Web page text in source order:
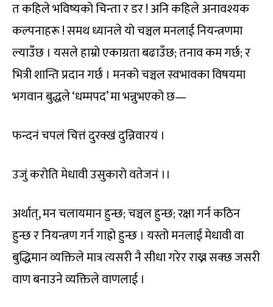
त कहिले भविष्यको चिन्ता र डर ! अनि कहिले अनावश्यक
कल्पनाहरू ! समथ ध्यानले यो चञ्चल मनलाई नियन्त्रणमा
ल्याउँछ । यसले हाम्रो एकाग्रता बढाउँछ; तनाव कम गर्छ; र
भित्री शान्ति प्रदान गर्छ । मनको चञ्चल स्वभावका विषयमा
भगवान बुद्धले ‘धम्मपद’ मा भन्नुभएको छ—
फन्दनं चपलं चित्तं दुरक्खं दुन्निवारयं ।
उजुं करोति मेधावी उसुकारो वतेजनं ।।
अर्थात्, मन चलायमान हुन्छ; चञ्चल हुन्छ; रक्षा गर्न कठिन
हुन्छ र नियन्त्रण गर्न गाह्रो हुन्छ । यस्तो मनलाई मेधावी वा
बुद्धिमान व्यक्तिले मात्र त्यसरी नै सीधा गरेर राख्न सक्छ जसरी
वाण बनाउने व्यक्तिले वाणलाई ।